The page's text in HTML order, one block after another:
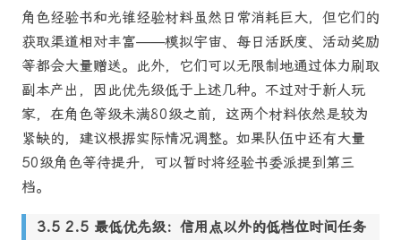
角色经验书和光锥经验材料虽然日常消耗巨大，但它们的
获取渠道相对丰富——模拟宇宙、每日活跃度、活动奖励
等都会大量赠送。此外，它们可以无限制地通过体力刷取
副本产出，因此优先级低于上述几种。不过对于新人玩
家，在角色等级未满80级之前，这两个材料依然是较为
紧缺的，建议根据实际情况调整。如果队伍中还有大量
50级角色等待提升，可以暂时将经验书委派提到第三
档。
2.5 最低优先级：信用点以外的低档位时间任务